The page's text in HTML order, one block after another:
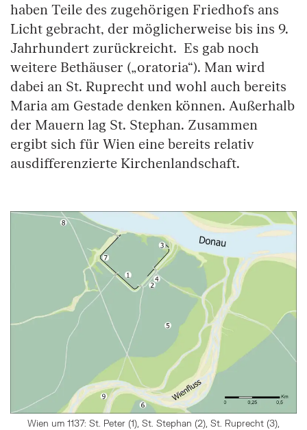
haben Teile des zugehörigen Friedhofs ans
Licht gebracht, der möglicherweise bis ins 9.
Jahrhundert zurückreicht. Es gab noch
weitere Bethäuser („oratoria“). Man wird
dabei an St. Ruprecht und wohl auch bereits
Maria am Gestade denken können. Außerhalb
der Mauern lag St. Stephan. Zusammen
ergibt sich für Wien eine bereits relativ
ausdifferenzierte Kirchenlandschaft.
Wien um 1137: St. Peter (1), St. Stephan (2), St. Ruprecht (3),